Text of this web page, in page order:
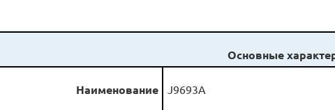
Основные
Наименование J9693A